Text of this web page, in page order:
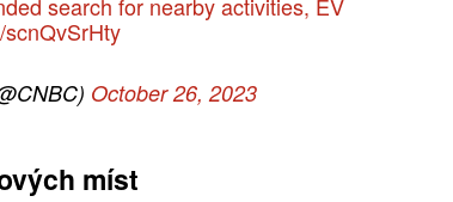
October 26, 2023
míst